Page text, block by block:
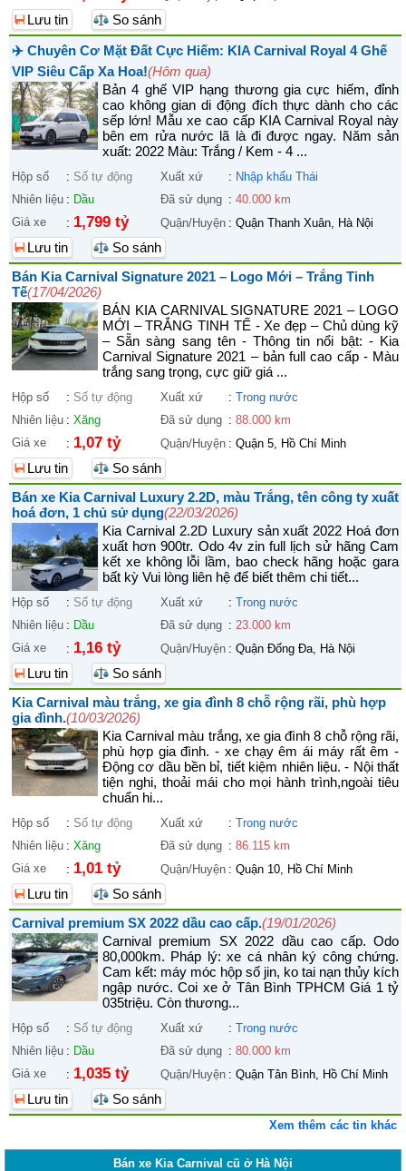
Lưu tin
So sánh
✈️ Chuyên Cơ Mặt Đất Cực Hiếm: KIA Carnival Royal 4 Ghế
VIP Siêu Cấp Xa Hoa!(Hôm qua)
Bản 4 ghế VIP hạng thương gia cực hiếm, đỉnh
cao không gian di động đích thực dành cho các
sếp lớn! Mẫu xe cao cấp KIA Carnival Royal này
bên em rửa nước lã là đi được ngay. Năm sản
xuất: 2022 Màu: Trắng / Kem - 4 ...
Hộp số : Số tự động Xuất xứ : Nhập khẩu Thái
Nhiên liệu : Dầu Đã sử dụng : 40.000 km
Giá xe
: 1,799 tỷ Quận/Huyện : Quận Thanh Xuân, Hà Nội
Lưu tin
So sánh
Bán Kia Carnival Signature 2021 – Logo Mới – Trắng Tinh
Tế(17/04/2026)
BÁN KIA CARNIVAL SIGNATURE 2021 – LOGO
MỚI – TRẮNG TINH TẾ - Xe đẹp – Chủ dùng kỹ
– Sẵn sàng sang tên - Thông tin nổi bật: - Kia
Carnival Signature 2021 – bản full cao cấp - Màu
trắng sang trọng, cực giữ giá ...
Hộp số : Số tự động Xuất xứ : Trong nước
Nhiên liệu : Xăng Đã sử dụng : 88.000 km
Giá xe
: 1,07 tỷ Quận/Huyện : Quận 5, Hồ Chí Minh
Lưu tin
So sánh
Bán xe Kia Carnival Luxury 2.2D, màu Trắng, tên công ty xuất
hoá đơn, 1 chủ sử dụng(22/03/2026)
Kia Carnival 2.2D Luxury sản xuất 2022 Hoá đơn
xuất hơn 900tr. Odo 4v zin full lịch sử hãng Cam
kết xe không lỗi lầm, bao check hãng hoặc gara
bất kỳ Vui lòng liên hệ để biết thêm chi tiết...
Hộp số : Số tự động Xuất xứ : Trong nước
Nhiên liệu : Dầu Đã sử dụng : 23.000 km
Giá xe
: 1,16 tỷ Quận/Huyện : Quận Đống Đa, Hà Nội
Lưu tin
So sánh
Kia Carnival màu trắng, xe gia đình 8 chỗ rộng rãi, phù hợp
gia đình.(10/03/2026)
Kia Carnival màu trắng, xe gia đình 8 chỗ rộng rãi,
phù hợp gia đình. - xe chạy êm ái máy rất êm -
Động cơ dầu bền bỉ, tiết kiệm nhiên liệu. - Nội thất
tiện nghi, thoải mái cho mọi hành trình,ngoài tiêu
chuẩn hi...
Hộp số : Số tự động Xuất xứ : Trong nước
Nhiên liệu : Xăng Đã sử dụng : 86.115 km
Giá xe
: 1,01 tỷ Quận/Huyện : Quận 10, Hồ Chí Minh
Lưu tin
So sánh
Carnival premium SX 2022 dầu cao cấp.(19/01/2026)
Carnival premium SX 2022 dầu cao cấp. Odo
80,000km. Pháp lý: xe cá nhân ký công chứng.
Cam kết: máy móc hộp số jin, ko tai nạn thủy kích
ngập nước. Coi xe ở Tân Bình TPHCM Giá 1 tỷ
035triệu. Còn thương...
Hộp số : Số tự động Xuất xứ : Trong nước
Nhiên liệu : Dầu Đã sử dụng : 80.000 km
Giá xe
: 1,035 tỷ Quận/Huyện : Quận Tân Bình, Hồ Chí Minh
Lưu tin So sánh
Xem thêm các tin khác
Bán xe Kia Carnival cũ ở Hà Nội